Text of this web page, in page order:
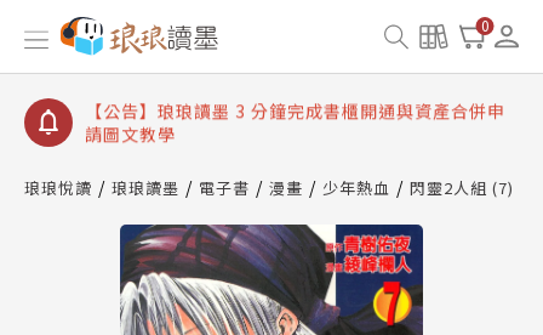
0
【公告】琅琅讀墨數位閱讀資產合併與書櫃開通申請
【公告】琅琅讀墨書櫃開通常見問題
【公告】琅琅讀墨 3 分鐘完成書櫃開通與資產合併申
請圖文教學
查詢
【公告】琅琅讀墨數位閱讀資產合併與書櫃開通申請
琅琅悅讀 琅琅讀墨 電子書 漫畫 少年熱血 閃靈2人組 (7)